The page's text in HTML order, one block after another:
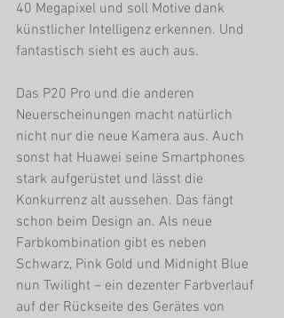
40 Megapixel und soll Motive dank
künstlicher Intelligenz erkennen. Und
fantastisch sieht es auch aus.
Das P20 Pro und die anderen
Neuerscheinungen macht natürlich
nicht nur die neue Kamera aus. Auch
sonst hat Huawei seine Smartphones
stark aufgerüstet und lässt die
Konkurrenz alt aussehen. Das fängt
schon beim Design an. Als neue
Farbkombination gibt es neben
Schwarz, Pink Gold und Midnight Blue
nun Twilight – ein dezenter Farbverlauf
auf der Rückseite des Gerätes von